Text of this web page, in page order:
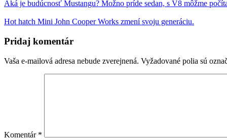
Aká je budúcnosť Mustangu? Možno príde sedan, s V8 môžme
Hot hatch Mini John Cooper Works zmení svoju generáciu.
Pridaj komentár
Vaša e-mailová adresa nebude zverejnená. Vyžadované polia sú
Komentár *